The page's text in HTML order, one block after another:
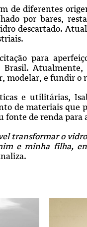
de diferentes
por bares,
descartado.
para
Brasil.
modelar, e fundir o
e utilitárias,
de materiais que
de renda para
transformar o
e minha filha,